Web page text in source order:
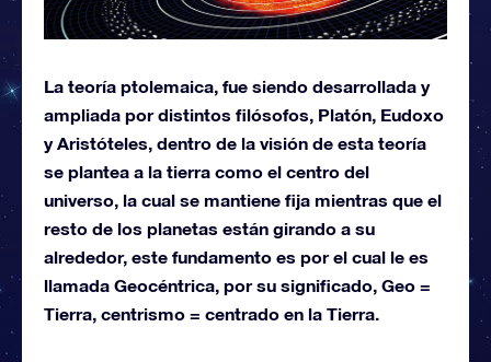
La teoría ptolemaica, fue siendo desarrollada y
ampliada por distintos filósofos, Platón, Eudoxo
y Aristóteles, dentro de la visión de esta teoría
se plantea a la tierra como el centro del
universo, la cual se mantiene fija mientras que el
resto de los planetas están girando a su
alrededor, este fundamento es por el cual le es
llamada Geocéntrica, por su significado, Geo =
Tierra, centrismo = centrado en la Tierra.